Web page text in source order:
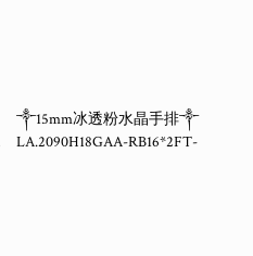
༒15mm冰透粉水晶手排༒
LA.2090H18GAA-RB16*2FT-